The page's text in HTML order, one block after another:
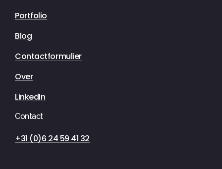
Portfolio
Blog
Contactformulier
Over
LinkedIn
Contact
+31 (0)6 24 59 41 32